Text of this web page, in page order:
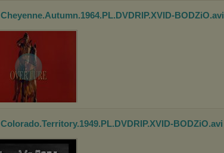
Cheyenne.Autumn.1964.PL.DVDRIP.XVID-BODZiO.avi
Colorado.Territory.1949.PL.DVDRIP.XVID-BODZiO.avi